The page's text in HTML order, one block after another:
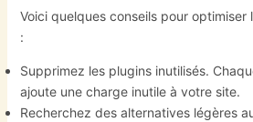
Voici quelques conseils pour optimiser
:
Supprimez les plugins inutilisés.
ajoute une charge inutile à votre site.
Recherchez des alternatives légères